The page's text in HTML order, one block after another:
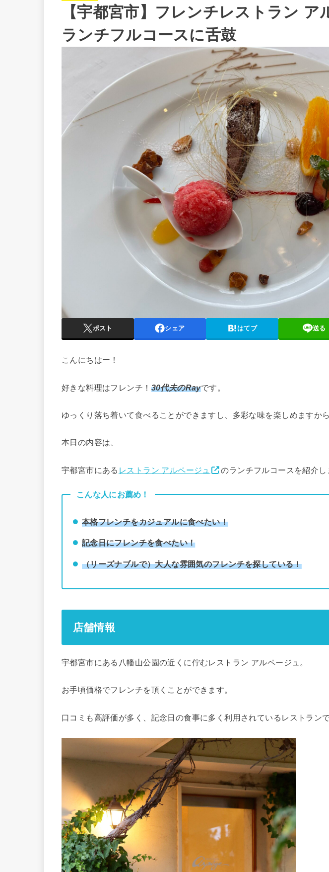
【宇都宮市】フレンチレストラン ア
ランチフルコースに舌鼓
ポスト シェア はてブ 送る
こんにちはー！
好きな料理はフレンチ！ 30代夫のRayです。
ゆっくり落ち着いて食べることができますし、多彩な味を楽しめますから
本日の内容は、
宇都宮市にある レストラン アルページュ のランチフルコースを紹介し
こんな人にお薦め！
本格フレンチをカジュアルに食べたい！
記念日にフレンチを食べたい！
（リーズナブルで）大人な雰囲気のフレンチを探している！
店舗情報
宇都宮市にある八幡山公園の近くに佇むレストラン アルページュ。
お手頃価格でフレンチを頂くことができます。
口コミも高評価が多く、記念日の食事に多く利用されているレストランで